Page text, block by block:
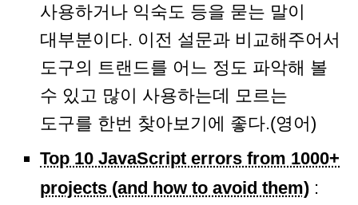
사용하거나 익숙도 등을 묻는 말이
대부분이다. 이전 설문과 비교해주어서
도구의 트랜드를 어느 정도 파악해 볼
수 있고 많이 사용하는데 모르는
도구를 한번 찾아보기에 좋다.(영어)
Top 10 JavaScript errors from 1000+
projects (and how to avoid them) :